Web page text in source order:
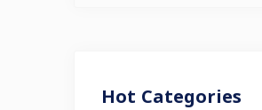
Hot Categories